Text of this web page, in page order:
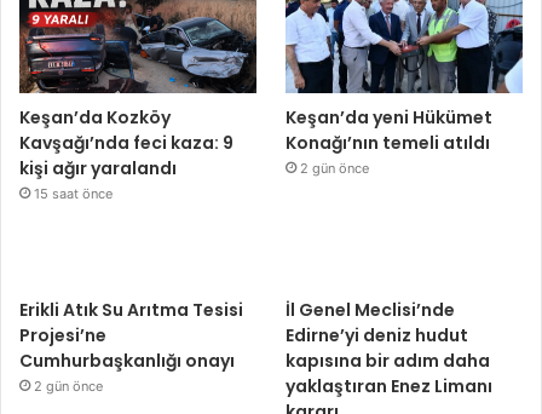
Keşan’da Kozköy
Kavşağı’nda feci kaza: 9
kişi ağır yaralandı
15 saat önce
Keşan’da yeni Hükümet
Konağı’nın temeli atıldı
2 gün önce
Erikli Atık Su Arıtma Tesisi
Projesi’ne
Cumhurbaşkanlığı onayı
2 gün önce
İl Genel Meclisi’nde
Edirne’yi deniz hudut
kapısına bir adım daha
yaklaştıran Enez Limanı